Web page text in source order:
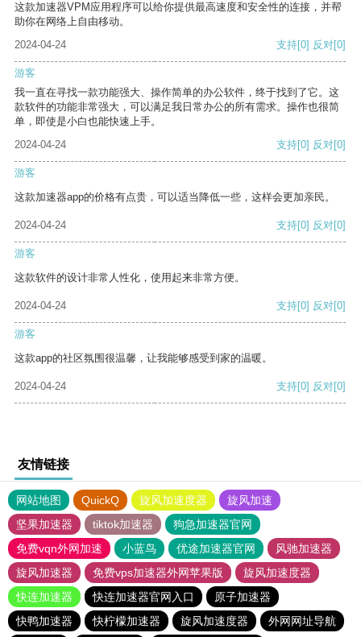
这款加速器VPM应用程序可以给你提供最高速度和安全性的连接，并帮
助你在网络上自由移动。
2024-04-24
支持[0] 反对[0]
游客
我一直在寻找一款功能强大、操作简单的办公软件，终于找到了它。这
款软件的功能非常强大，可以满足我日常办公的所有需求。操作也很简
单，即使是小白也能快速上手。
2024-04-24
支持[0] 反对[0]
游客
这款加速器app的价格有点贵，可以适当降低一些，这样会更加亲民。
2024-04-24 支持[0] 反对[0]
游客
这款软件的设计非常人性化，使用起来非常方便。
2024-04-24 支持[0] 反对[0]
游客
这款app的社区氛围很温馨，让我能够感受到家的温暖。
2024-04-24 支持[0] 反对[0]
友情链接
网站地图 QuickQ 旋风加速度器
旋风加速
坚果加速器
tiktok加速器
狗急加速器官网
免费vqn外网加速
小蓝鸟 优途加速器官网
风驰加速器
旋风加速器
免费vps加速器外网苹果版
旋风加速度器
快连加速器
快连加速器官网入口
原子加速器
快鸭加速器
快柠檬加速器 旋风加速度器 外网网址导航